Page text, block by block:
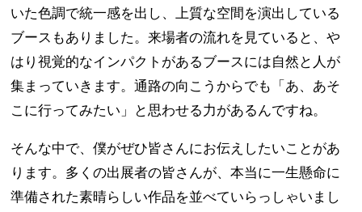
いた色調で統一感を出し、上質な空間を演出している
ブースもありました。来場者の流れを見ていると、や
はり視覚的なインパクトがあるブースには自然と人が
集まっていきます。通路の向こうからでも「あ、あそ
こに行ってみたい」と思わせる力があるんですね。
そんな中で、僕がぜひ皆さんにお伝えしたいことがあ
ります。多くの出展者の皆さんが、本当に一生懸命に
準備された素晴らしい作品を並べていらっしゃいまし